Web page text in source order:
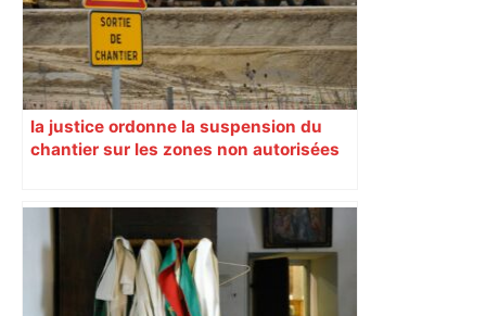
la justice ordonne la suspension du
chantier sur les zones non autorisées